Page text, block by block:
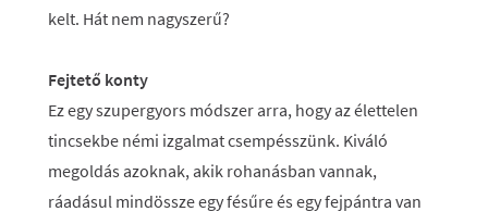
kelt. Hát nem nagyszerű?
Fejtető konty
Ez egy szupergyors módszer arra, hogy az élettelen
tincsekbe némi izgalmat csempésszünk. Kiváló
megoldás azoknak, akik rohanásban vannak,
ráadásul mindössze egy fésűre és egy fejpántra van